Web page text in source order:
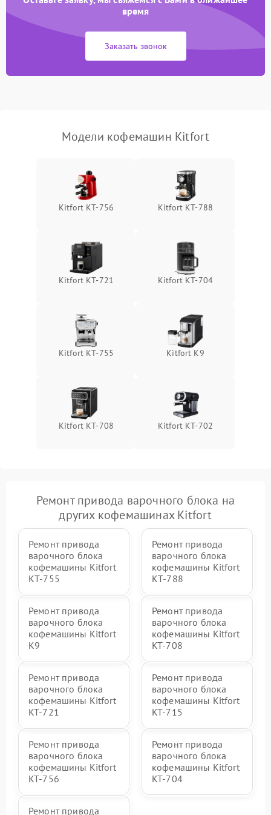
время
Заказать звонок
Модели кофемашин Kitfort
Kitfort KT-756 Kitfort КТ-788
Kitfort KT-721 Kitfort KT-704
Kitfort КТ-755 Kitfort K9
Kitfort KT-708 Kitfort KT-702
Ремонт привода варочного блока на
других кофемашинах Kitfort
Ремонт привода
варочного блока
кофемашины Kitfort
КТ-755
Ремонт привода
варочного блока
кофемашины Kitfort
КТ-788
Ремонт привода
варочного блока
кофемашины Kitfort
K9
Ремонт привода
варочного блока
кофемашины Kitfort
KT-708
Ремонт привода
варочного блока
кофемашины Kitfort
KT-721
Ремонт привода
варочного блока
кофемашины Kitfort
KT-715
Ремонт привода
варочного блока
кофемашины Kitfort
KT-756
Ремонт привода
варочного блока
кофемашины Kitfort
KT-704
Ремонт привода